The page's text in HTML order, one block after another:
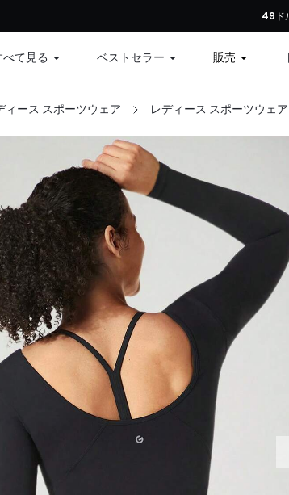
初回注文：全商品10%オフ、79ドル以
49ド
べて見る ベストセラー 販売
ィース スポーツウェア レディース スポーツウェ